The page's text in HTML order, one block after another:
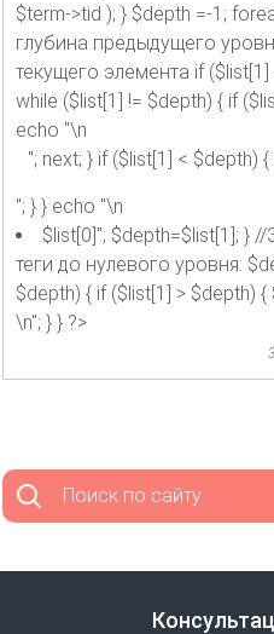
$term->tid ); } $depth =-1;
глубина предыдущего
текущего элемента if
while ($list[1] != $depth) { if
echo "\n
"; next; } if ($list[1] < $depth)
"; } } echo "\n
$list[0]"; $depth=$list[1]; }
теги до нулевого уровня:
$depth) { if ($list[1] > $depth)
\n"; } } ?>
Поиск по сайту